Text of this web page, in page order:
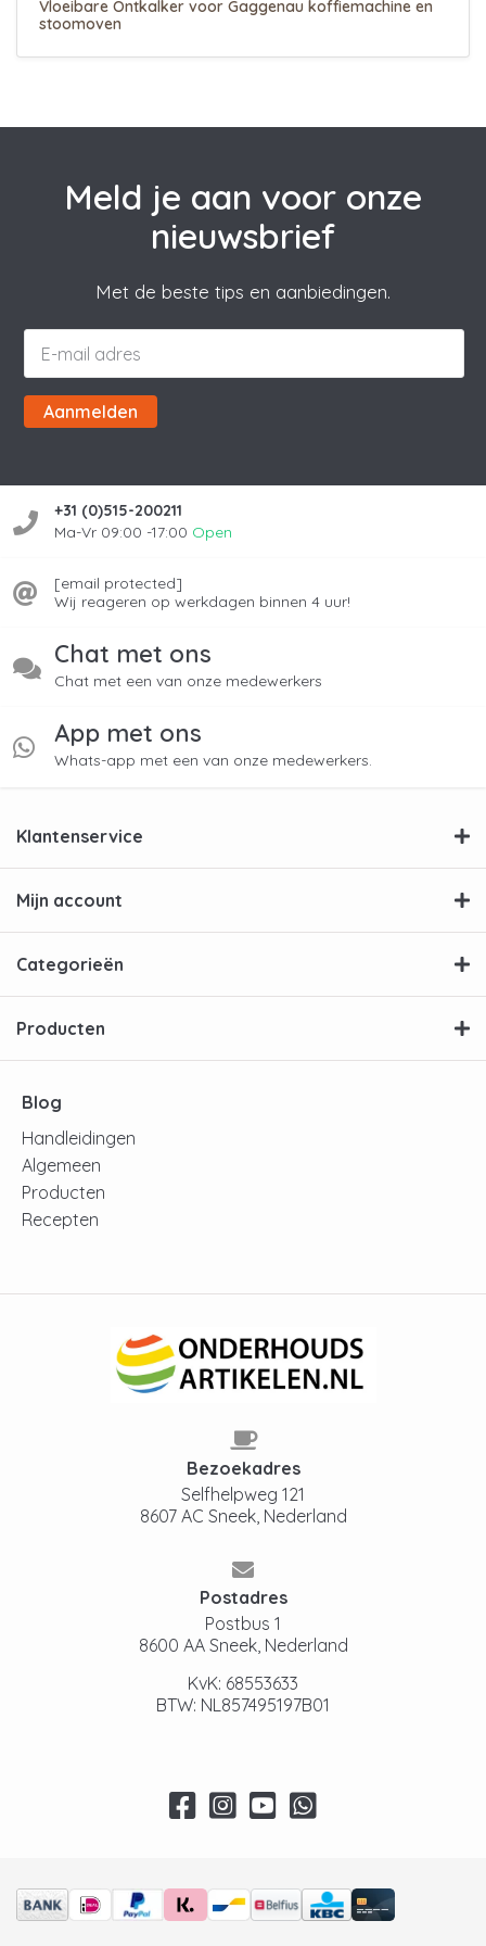
Vloeibare Ontkalker voor Gaggenau koffiemachine en
stoomoven
Meld je aan voor onze
nieuwsbrief
Met de beste tips en aanbiedingen.
Aanmelden
+31 (0)515-200211
Ma-Vr 09:00 -17:00 Open
[email protected]
Wij reageren op werkdagen binnen 4 uur!
Chat met ons
Chat met een van onze medewerkers
App met ons
Whats-app met een van onze medewerkers.
Klantenservice
Mijn account
Categorieën
Producten
Blog
Handleidingen
Algemeen
Producten
Recepten
Bezoekadres
Selfhelpweg 121
8607 AC Sneek, Nederland
Postadres
Postbus 1
8600 AA Sneek, Nederland
KvK: 68553633
BTW: NL857495197B01